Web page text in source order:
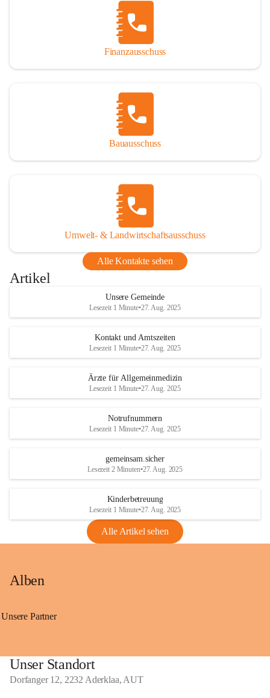
Finanzausschuss
Bauausschuss
Umwelt- & Landwirtschaftsausschuss
Alle Kontakte sehen
Artikel
Unsere Gemeinde
Lesezeit 1 Minute•27. Aug. 2025
Kontakt und Amtszeiten
Lesezeit 1 Minute•27. Aug. 2025
Ärzte für Allgemeinmedizin
Lesezeit 1 Minute•27. Aug. 2025
Notrufnummern
Lesezeit 1 Minute•27. Aug. 2025
gemeinsam.sicher
Lesezeit 2 Minuten•27. Aug. 2025
Kinderbetreuung
Lesezeit 1 Minute•27. Aug. 2025
Alle Artikel sehen
Alben
Unsere Partner
Unser Standort
Dorfanger 12, 2232 Aderklaa, AUT